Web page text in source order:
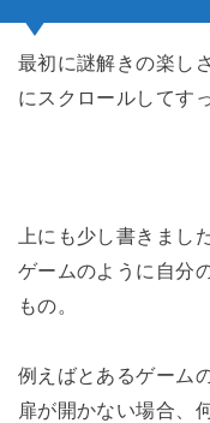
最初に謎解きの楽し
にスクロールしてす
上にも少し書きまし
ゲームのように自分
もの。
例えばとあるゲーム
扉が開かない場合、